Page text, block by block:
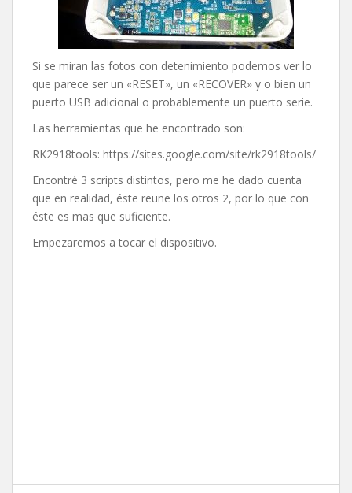
Si se miran las fotos con detenimiento podemos ver lo
que parece ser un «RESET», un «RECOVER» y o bien un
puerto USB adicional o probablemente un puerto serie.
Las herramientas que he encontrado son:
RK2918tools: https://sites.google.com/site/rk2918tools/
Encontré 3 scripts distintos, pero me he dado cuenta
que en realidad, éste reune los otros 2, por lo que con
éste es mas que suficiente.
Empezaremos a tocar el dispositivo.